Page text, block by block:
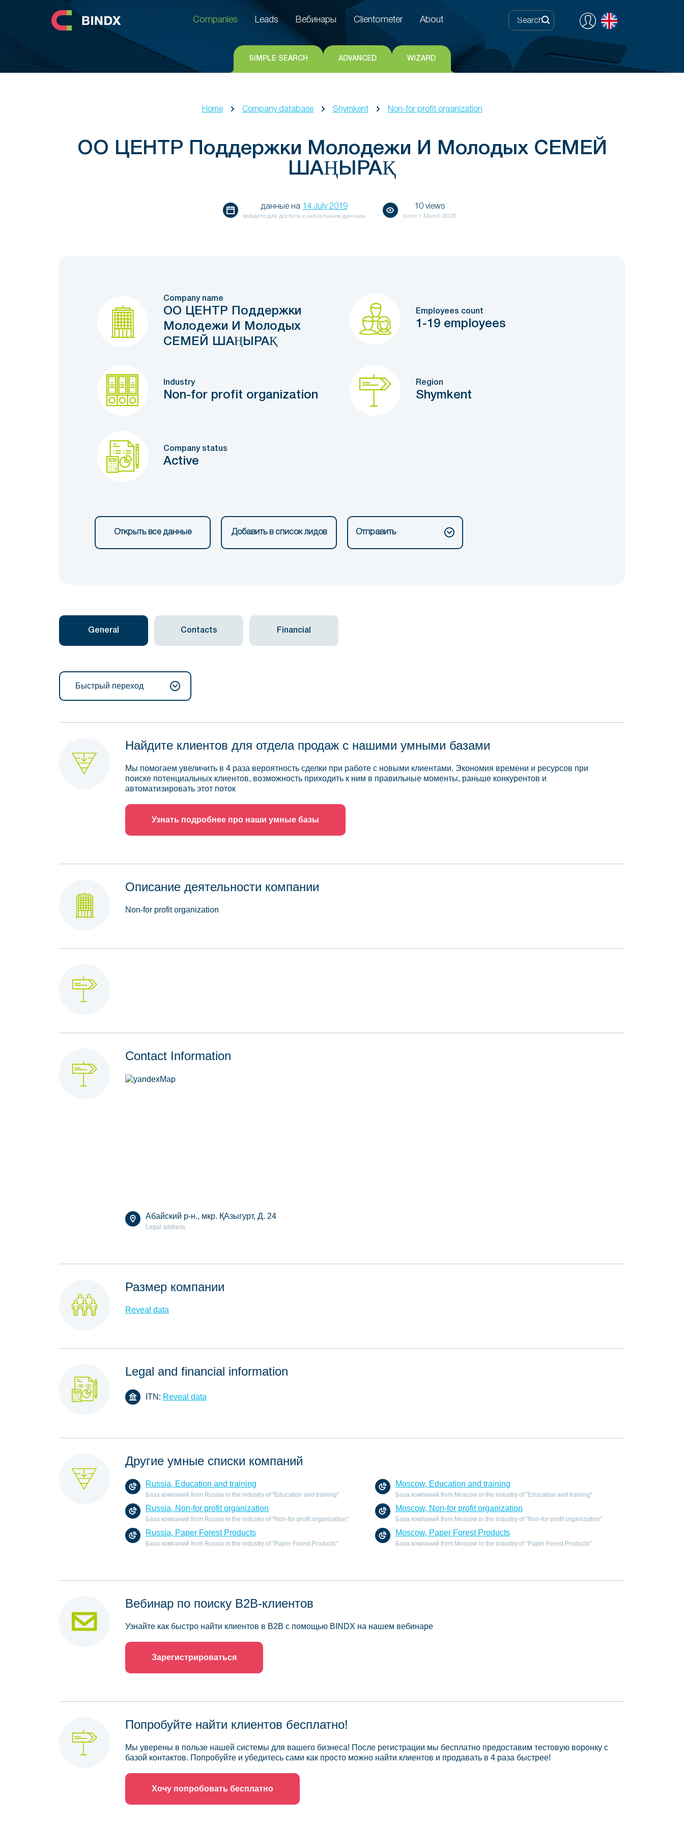
Clientometer
Companies
Leads Вебинары Clientometer About
SIMPLE SEARCH ADVANCED WIZARD
Home Company database Shymkent Non-for profit organization
ОО ЦЕНТР Поддержки Молодежи И Молодых СЕМЕЙ
ШАҢЫРАҚ
данные на 14 July 2019
войдите для доступа к актуальным данным
10 views
since 1 March 2020
Company name
ОО ЦЕНТР Поддержки
Молодежи И Молодых
СЕМЕЙ ШАҢЫРАҚ
Employees count
1-19 employees
Industry
Non-for profit organization
Region
Shymkent
Company status
Active
Открыть все данные Добавить в список лидов Отправить
General Contacts Financial
Быстрый переход
Найдите клиентов для отдела продаж с нашими умными базами
Мы помогаем увеличить в 4 раза вероятность сделки при работе с новыми клиентами. Экономия времени и ресурсов при
поиске потенциальных клиентов, возможность приходить к ним в правильные моменты, раньше конкурентов и
автоматизировать этот поток
Узнать подробнее про наши умные базы
Описание деятельности компании
Non-for profit organization
Contact Information
Абайский р-н., мкр. ҚАзыгурт, Д. 24
Legal address
Размер компании
Reveal data
Legal and financial information
ITN: Reveal data
Другие умные списки компаний
Russia, Education and training
База компаний from Russia in the industry of "Education and training"
Moscow, Education and training
База компаний from Moscow in the industry of "Education and training"
Russia, Non-for profit organization
База компаний from Russia in the industry of "Non-for profit organization"
Moscow, Non-for profit organization
База компаний from Moscow in the industry of "Non-for profit organization"
Russia, Paper Forest Products
База компаний from Russia in the industry of "Paper Forest Products"
Moscow, Paper Forest Products
База компаний from Moscow in the industry of "Paper Forest Products"
Вебинар по поиску B2B-клиентов
Узнайте как быстро найти клиентов в B2B с помощью BINDX на нашем вебинаре
Зарегистрироваться
Попробуйте найти клиентов бесплатно!
Мы уверены в пользе нашей системы для вашего бизнеса! После регистрации мы бесплатно предоставим тестовую воронку с
базой контактов. Попробуйте и убедитесь сами как просто можно найти клиентов и продавать в 4 раза быстрее!
Хочу попробовать бесплатно